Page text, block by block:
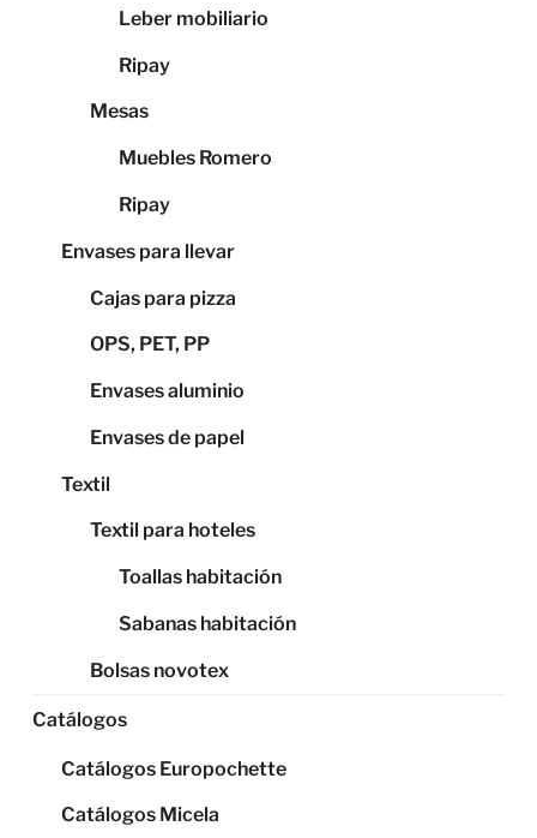
Leber mobiliario
Ripay
Mesas
Muebles Romero
Ripay
Envases para llevar
Cajas para pizza
OPS, PET, PP
Envases aluminio
Envases de papel
Textil
Textil para hoteles
Toallas habitación
Sabanas habitación
Bolsas novotex
Catálogos
Catálogos Europochette
Catálogos Micela